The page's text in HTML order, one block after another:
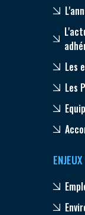
Les
Les
ENJEUX